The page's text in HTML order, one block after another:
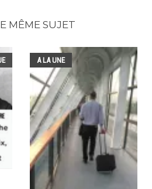
MÊME SUJET
A LA UNE